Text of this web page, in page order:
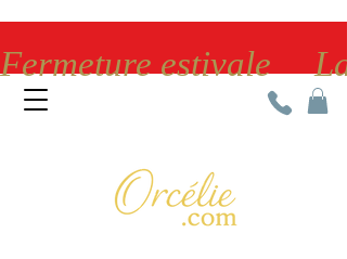
Fermeture estivale